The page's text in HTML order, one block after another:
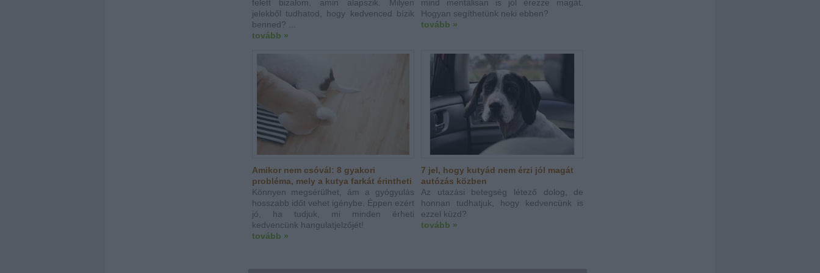
felett bizalom, amin alapszik. Milyen
jelekből tudhatod, hogy kedvenced bízik
benned? ...
tovább »
mind mentálisan is jól érezze magát.
Hogyan segíthetünk neki ebben?
tovább »
Amikor nem csóvál: 8 gyakori
probléma, mely a kutya farkát érintheti
Könnyen megsérülhet, ám a gyógyulás
hosszabb időt vehet igénybe. Éppen ezért
jó, ha tudjuk, mi minden érheti
kedvencünk hangulatjelzőjét!
tovább »
7 jel, hogy kutyád nem érzi jól magát
autózás közben
Az utazási betegség létező dolog, de
honnan tudhatjuk, hogy kedvencünk is
ezzel küzd?
tovább »